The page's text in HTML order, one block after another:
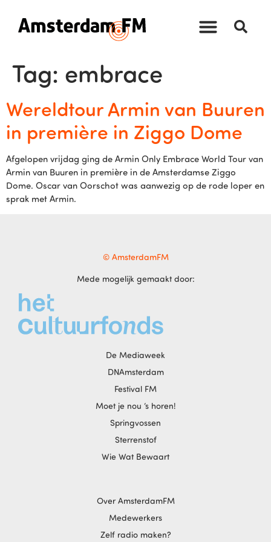
Tag: embrace
Wereldtour Armin van Buuren
in première in Ziggo Dome
Afgelopen vrijdag ging de Armin Only Embrace World Tour van
Armin van Buuren in première in de Amsterdamse Ziggo
Dome. Oscar van Oorschot was aanwezig op de rode loper en
sprak met Armin.
© AmsterdamFM
Mede mogelijk gemaakt door:
De Mediaweek
DNAmsterdam
Festival FM
Moet je nou ‘s horen!
Springvossen
Sterrenstof
Wie Wat Bewaart
Over AmsterdamFM
Medewerkers
Zelf radio maken?